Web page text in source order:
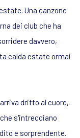
Una canzone
dei club che ha
davvero,
calda estate ormai
dritto al cuore,
s'intrecciano
e sorprendente.